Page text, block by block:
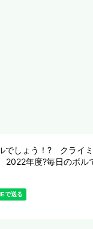
でしょう！? クライ
2022年度?毎日のボル